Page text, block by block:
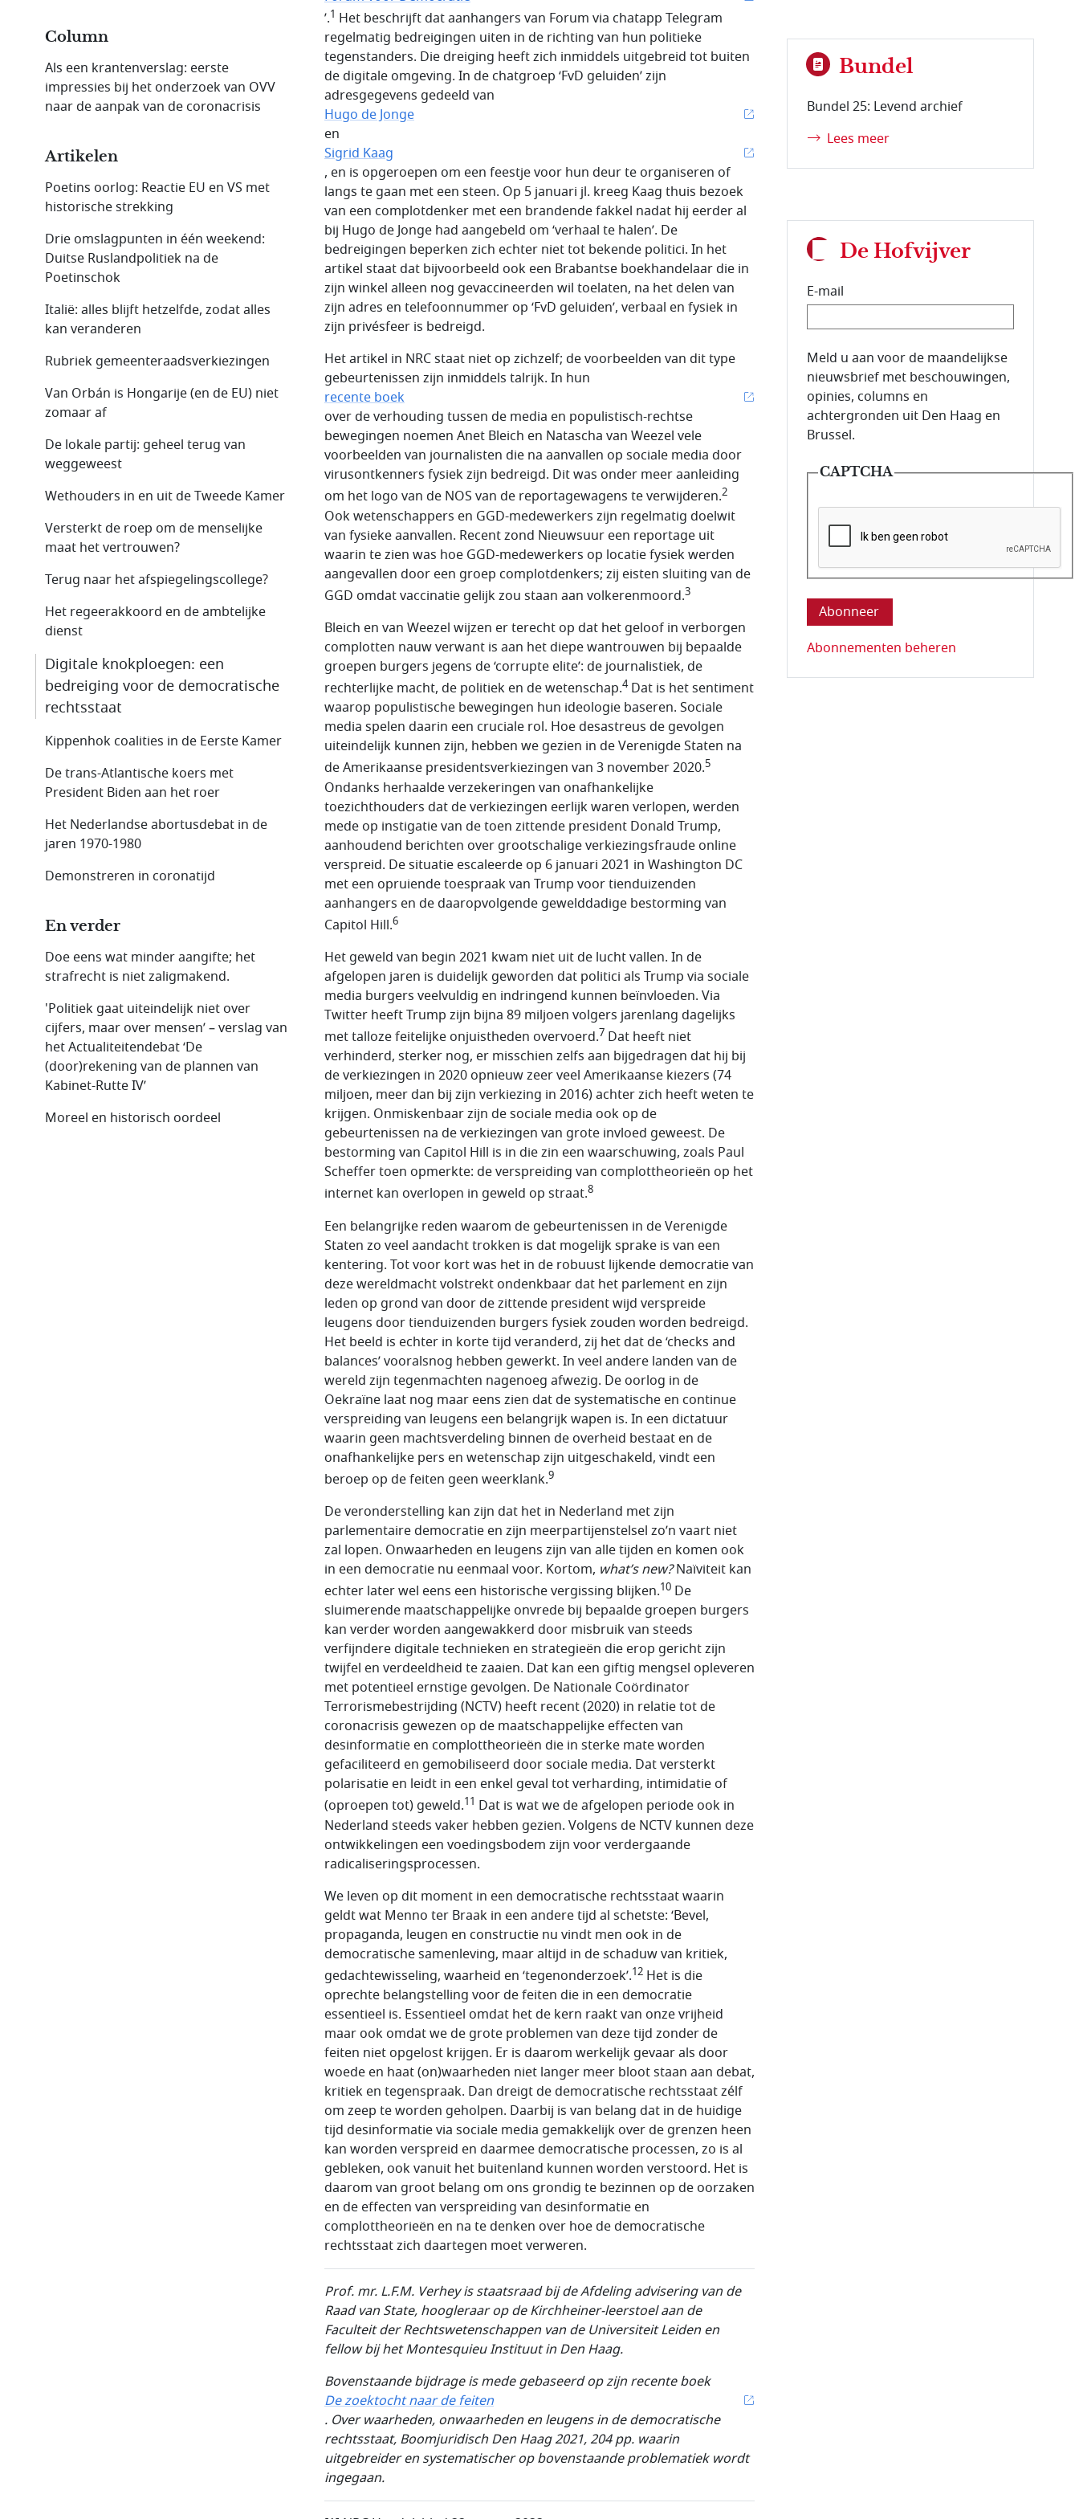
’.1 Het beschrijft dat aanhangers van Forum via chatapp Telegram
regelmatig bedreigingen uiten in de richting van hun politieke
tegenstanders. Die dreiging heeft zich inmiddels uitgebreid tot buiten
de digitale omgeving. In de chatgroep ‘FvD geluiden’ zijn
adresgegevens gedeeld van
Hugo de Jonge
en
Sigrid Kaag
, en is opgeroepen om een feestje voor hun deur te organiseren of
langs te gaan met een steen. Op 5 januari jl. kreeg Kaag thuis bezoek
van een complotdenker met een brandende fakkel nadat hij eerder al
bij Hugo de Jonge had aangebeld om ‘verhaal te halen’. De
bedreigingen beperken zich echter niet tot bekende politici. In het
artikel staat dat bijvoorbeeld ook een Brabantse boekhandelaar die in
zijn winkel alleen nog gevaccineerden wil toelaten, na het delen van
zijn adres en telefoonnummer op ‘FvD geluiden’, verbaal en fysiek in
zijn privésfeer is bedreigd.
Het artikel in NRC staat niet op zichzelf; de voorbeelden van dit type
gebeurtenissen zijn inmiddels talrijk. In hun
recente boek
over de verhouding tussen de media en populistisch-rechtse
bewegingen noemen Anet Bleich en Natascha van Weezel vele
voorbeelden van journalisten die na aanvallen op sociale media door
virusontkenners fysiek zijn bedreigd. Dit was onder meer aanleiding
om het logo van de NOS van de reportagewagens te verwijderen.2
Ook wetenschappers en GGD-medewerkers zijn regelmatig doelwit
van fysieke aanvallen. Recent zond Nieuwsuur een reportage uit
waarin te zien was hoe GGD-medewerkers op locatie fysiek werden
aangevallen door een groep complotdenkers; zij eisten sluiting van de
GGD omdat vaccinatie gelijk zou staan aan volkerenmoord.3
Bleich en van Weezel wijzen er terecht op dat het geloof in verborgen
complotten nauw verwant is aan het diepe wantrouwen bij bepaalde
groepen burgers jegens de ‘corrupte elite’: de journalistiek, de
rechterlijke macht, de politiek en de wetenschap.4Dat is het sentiment
waarop populistische bewegingen hun ideologie baseren. Sociale
media spelen daarin een cruciale rol. Hoe desastreus de gevolgen
uiteindelijk kunnen zijn, hebben we gezien in de Verenigde Staten na
de Amerikaanse presidentsverkiezingen van 3 november 2020.5
Ondanks herhaalde verzekeringen van onafhankelijke
toezichthouders dat de verkiezingen eerlijk waren verlopen, werden
mede op instigatie van de toen zittende president Donald Trump,
aanhoudend berichten over grootschalige verkiezingsfraude online
verspreid. De situatie escaleerde op 6 januari 2021 in Washington DC
met een opruiende toespraak van Trump voor tienduizenden
aanhangers en de daaropvolgende gewelddadige bestorming van
Capitol Hill.6
Het geweld van begin 2021 kwam niet uit de lucht vallen. In de
afgelopen jaren is duidelijk geworden dat politici als Trump via sociale
media burgers veelvuldig en indringend kunnen beïnvloeden. Via
Twitter heeft Trump zijn bijna 89 miljoen volgers jarenlang dagelijks
met talloze feitelijke onjuistheden overvoerd.7 Dat heeft niet
verhinderd, sterker nog, er misschien zelfs aan bijgedragen dat hij bij
de verkiezingen in 2020 opnieuw zeer veel Amerikaanse kiezers (74
miljoen, meer dan bij zijn verkiezing in 2016) achter zich heeft weten te
krijgen. Onmiskenbaar zijn de sociale media ook op de
gebeurtenissen na de verkiezingen van grote invloed geweest. De
bestorming van Capitol Hill is in die zin een waarschuwing, zoals Paul
Scheffer toen opmerkte: de verspreiding van complottheorieën op het
internet kan overlopen in geweld op straat.8
Een belangrijke reden waarom de gebeurtenissen in de Verenigde
Staten zo veel aandacht trokken is dat mogelijk sprake is van een
kentering. Tot voor kort was het in de robuust lijkende democratie van
deze wereldmacht volstrekt ondenkbaar dat het parlement en zijn
leden op grond van door de zittende president wijd verspreide
leugens door tienduizenden burgers fysiek zouden worden bedreigd.
Het beeld is echter in korte tijd veranderd, zij het dat de ‘checks and
balances’ vooralsnog hebben gewerkt. In veel andere landen van de
wereld zijn tegenmachten nagenoeg afwezig. De oorlog in de
Oekraïne laat nog maar eens zien dat de systematische en continue
verspreiding van leugens een belangrijk wapen is. In een dictatuur
waarin geen machtsverdeling binnen de overheid bestaat en de
onafhankelijke pers en wetenschap zijn uitgeschakeld, vindt een
beroep op de feiten geen weerklank.9
De veronderstelling kan zijn dat het in Nederland met zijn
parlementaire democratie en zijn meerpartijenstelsel zo’n vaart niet
zal lopen. Onwaarheden en leugens zijn van alle tijden en komen ook
in een democratie nu eenmaal voor. Kortom, what’s new?Naïviteit kan
echter later wel eens een historische vergissing blijken.10 De
sluimerende maatschappelijke onvrede bij bepaalde groepen burgers
kan verder worden aangewakkerd door misbruik van steeds
verfijndere digitale technieken en strategieën die erop gericht zijn
twijfel en verdeeldheid te zaaien. Dat kan een giftig mengsel opleveren
met potentieel ernstige gevolgen. De Nationale Coördinator
Terrorismebestrijding (NCTV) heeft recent (2020) in relatie tot de
coronacrisis gewezen op de maatschappelijke effecten van
desinformatie en complottheorieën die in sterke mate worden
gefaciliteerd en gemobiliseerd door sociale media. Dat versterkt
polarisatie en leidt in een enkel geval tot verharding, intimidatie of
(oproepen tot) geweld.11 Dat is wat we de afgelopen periode ook in
Nederland steeds vaker hebben gezien. Volgens de NCTV kunnen deze
ontwikkelingen een voedingsbodem zijn voor verdergaande
radicaliseringsprocessen.
We leven op dit moment in een democratische rechtsstaat waarin
geldt wat Menno ter Braak in een andere tijd al schetste: ‘Bevel,
propaganda, leugen en constructie nu vindt men ook in de
democratische samenleving, maar altijd in de schaduw van kritiek,
gedachtewisseling, waarheid en ‘tegenonderzoek’.12 Het is die
oprechte belangstelling voor de feiten die in een democratie
essentieel is. Essentieel omdat het de kern raakt van onze vrijheid
maar ook omdat we de grote problemen van deze tijd zonder de
feiten niet opgelost krijgen. Er is daarom werkelijk gevaar als door
woede en haat (on)waarheden niet langer meer bloot staan aan debat,
kritiek en tegenspraak. Dan dreigt de democratische rechtsstaat zélf
om zeep te worden geholpen. Daarbij is van belang dat in de huidige
tijd desinformatie via sociale media gemakkelijk over de grenzen heen
kan worden verspreid en daarmee democratische processen, zo is al
gebleken, ook vanuit het buitenland kunnen worden verstoord. Het is
daarom van groot belang om ons grondig te bezinnen op de oorzaken
en de effecten van verspreiding van desinformatie en
complottheorieën en na te denken over hoe de democratische
rechtsstaat zich daartegen moet verweren.
Prof. mr. L.F.M. Verhey is staatsraad bij de Afdeling advisering van de
Raad van State, hoogleraar op de Kirchheiner-leerstoel aan de
Faculteit der Rechtswetenschappen van de Universiteit Leiden en
fellow bij het Montesquieu Instituut in Den Haag.
Bovenstaande bijdrage is mede gebaseerd op zijn recente boek
De zoektocht naar de feiten
. Over waarheden, onwaarheden en leugens in de democratische
rechtsstaat, Boomjuridisch Den Haag 2021, 204 pp. waarin
uitgebreider en systematischer op bovenstaande problematiek wordt
ingegaan.
Column
Als een krantenverslag: eerste
impressies bij het onderzoek van OVV
naar de aanpak van de coronacrisis
Artikelen
Poetins oorlog: Reactie EU en VS met
historische strekking
Drie omslagpunten in één weekend:
Duitse Ruslandpolitiek na de
Poetinschok
Italië: alles blijft hetzelfde, zodat alles
kan veranderen
Rubriek gemeenteraadsverkiezingen
Van Orbán is Hongarije (en de EU) niet
zomaar af
De lokale partij: geheel terug van
weggeweest
Wethouders in en uit de Tweede Kamer
Versterkt de roep om de menselijke
maat het vertrouwen?
Terug naar het afspiegelingscollege?
Het regeerakkoord en de ambtelijke
dienst
Digitale knokploegen: een
bedreiging voor de democratische
rechtsstaat
Kippenhok coalities in de Eerste Kamer
De trans-Atlantische koers met
President Biden aan het roer
Het Nederlandse abortusdebat in de
jaren 1970-1980
Demonstreren in coronatijd
En verder
Doe eens wat minder aangifte; het
strafrecht is niet zaligmakend.
'Politiek gaat uiteindelijk niet over
cijfers, maar over mensen’ – verslag van
het Actualiteitendebat ‘De
(door)rekening van de plannen van
Kabinet-Rutte IV’
Moreel en historisch oordeel
Bundel
Bundel 25: Levend archief
Lees meer
De Hofvijver
E-mail
E-mailadres van de abonnee.
Meld u aan voor de maandelijkse
nieuwsbrief met beschouwingen,
opinies, columns en
achtergronden uit Den Haag en
Brussel.
CAPTCHA
Deze vraag is om te controleren dat u
Abonnementen beheren